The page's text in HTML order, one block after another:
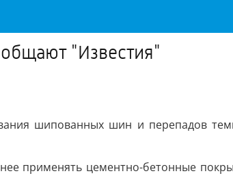
"Известия"
шипованных шин и перепадов
применять цементно-бетонные